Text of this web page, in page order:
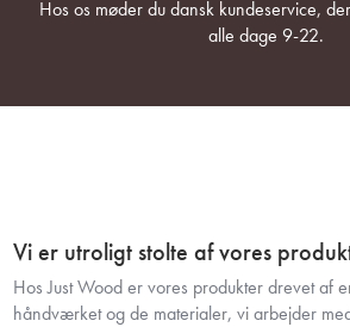
Hos os møder du dansk kundeservice,
alle dage 9-22.
Vi er utroligt stolte af vores
Hos Just Wood er vores produkter drevet af
håndværket og de materialer, vi arbejder